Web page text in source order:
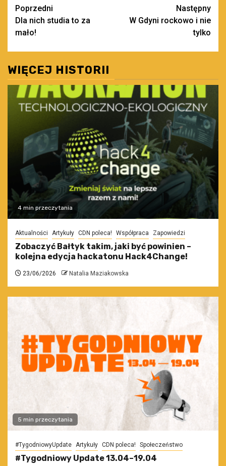
Zobacz
wpisy
Poprzedni
Dla nich studia to za
mało!
Następny
W Gdyni rockowo i nie
tylko
WIĘCEJ HISTORII
4 min przeczytania
Aktualności Artykuły CDN poleca! Współpraca Zapowiedzi
Zobaczyć Bałtyk takim, jaki być powinien –
kolejna edycja hackatonu Hack4Change!
23/06/2026 Natalia Maziakowska
5 min przeczytania
#TygodniowyUpdate Artykuły CDN poleca! Społeczeństwo
#Tygodniowy Update 13.04–19.04